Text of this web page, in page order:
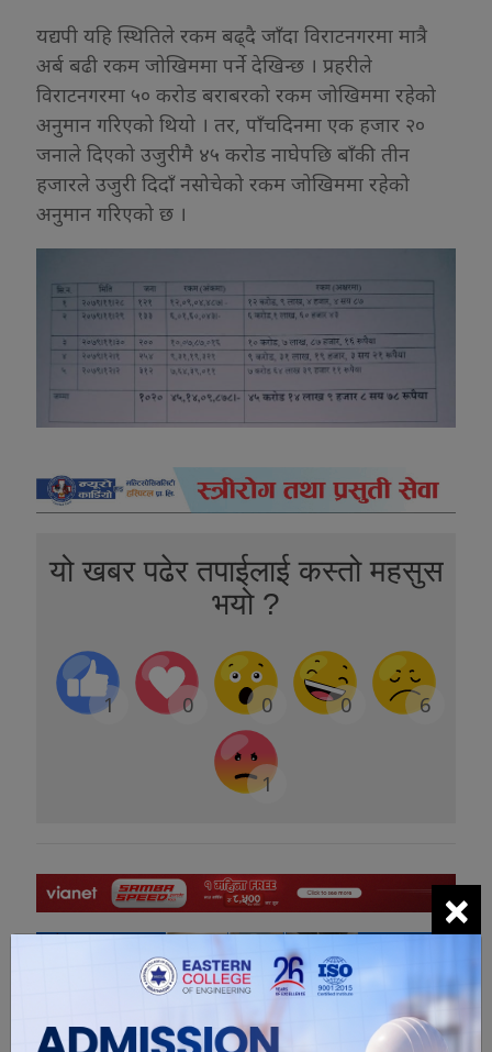
यद्यपी यहि स्थितिले रकम बढ्दै जाँदा विराटनगरमा मात्रै
अर्ब बढी रकम जोखिममा पर्ने देखिन्छ । प्रहरीले
विराटनगरमा ५० करोड बराबरको रकम जोखिममा रहेको
अनुमान गरिएको थियो । तर, पाँचदिनमा एक हजार २०
जनाले दिएको उजुरीमै ४५ करोड नाघेपछि बाँकी तीन
हजारले उजुरी दिदाँ नसोचेको रकम जोखिममा रहेको
अनुमान गरिएको छ ।
यो खबर पढेर तपाईलाई कस्तो महसुस
भयो ?
1 0 0 0 6
1
×